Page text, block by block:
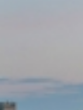
Как